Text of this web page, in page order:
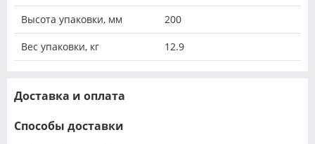
Высота упаковки, мм 200
Вес упаковки, кг 12.9
Доставка и оплата
Способы доставки